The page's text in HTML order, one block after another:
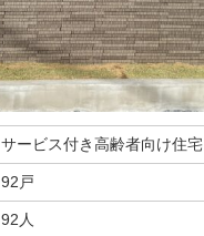
サービス付き高齢者向け住宅
92戸
92人